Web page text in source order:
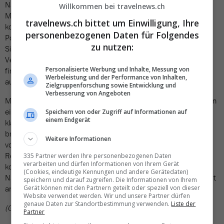
Nachdem die Expeditionsschiffe seit Anfang 2024 unter der
Marke HX Hurtigruten Expeditions eigenständig operieren,
konzentriert sich die klassische Hurtigruten-Flotte auf die
Postschiff-Routen und neue touristische Produkte wie die
Signature-Reisen. Die Trennung scheint sich auszuzahlen: Der
Vertrieb wurde ausgebaut, Zusatzangebote wie Landausflüge
finden mehr Zuspruch, und das Interesse an nachhaltigem,
authentischem Reisen wächst stetig.
Mit den 2023 eingeführten Signature-Reisen öffnete Hurtigruten
ein neues Kapitel. Diese speziellen Routen ergänzen die
klassische Linie Bergen–Kirkenes und richten sich an eine
breitere Zielgruppe. Während die traditionelle Postschiff-Route
vor allem erfahrene Reisende anspricht, locken die Signature-
Reisen zunehmend auch jüngere Paare und Familien an. Sie
kombinieren den Komfort einer Seereise mit Abenteuer,
Naturerlebnis und individueller Freiheit – eine Mischung, die gut
ankommt.
(GWA)
Willkommen bei travelnews.ch
travelnews.ch bittet um Einwilligung, Ihre
personenbezogenen Daten für Folgendes
zu nutzen:
Personalisierte Werbung und Inhalte, Messung von
Werbeleistung und der Performance von Inhalten,
Zielgruppenforschung sowie Entwicklung und
Verbesserung von Angeboten
Speichern von oder Zugriff auf Informationen auf
einem Endgerät
Weitere Informationen
335 Partner werden Ihre personenbezogenen Daten
verarbeiten und dürfen Informationen von Ihrem Gerät
(Cookies, eindeutige Kennungen und andere Gerätedaten)
speichern und darauf zugreifen. Die Informationen von Ihrem
Gerät können mit den Partnern geteilt oder speziell von dieser
Website verwendet werden. Wir und unsere Partner dürfen
genaue Daten zur Standortbestimmung verwenden. Liste der
Partner